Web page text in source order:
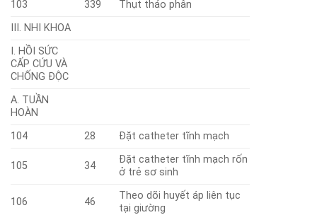
103
339
Thụt tháo phân
III. NHI KHOA
I. HỒI SỨC
CẤP CỨU VÀ
CHỐNG ĐỘC
A. TUẦN
HOÀN
104
28 Đặt catheter tĩnh mạch
105 34
Đặt catheter tĩnh mạch rốn
ở trẻ sơ sinh
106 46
Theo dõi huyết áp liên tục
tại giường